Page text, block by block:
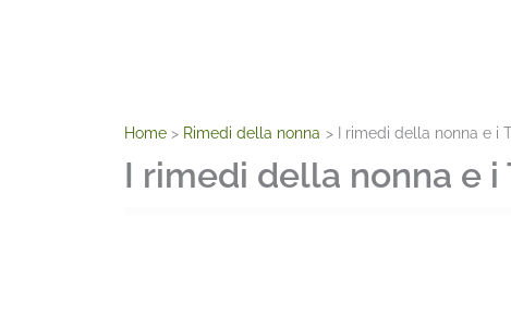
Home Rimedi della nonna I rimedi della nonna e i
I rimedi della nonna e i